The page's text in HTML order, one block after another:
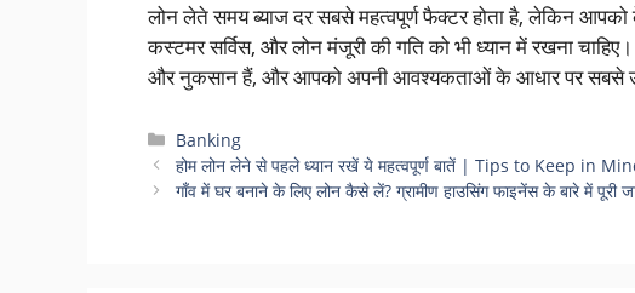
लोन लेते समय ब्याज दर सबसे महत्वपूर्ण फैक्टर होता है, लेकिन आपको
कस्टमर सर्विस, और लोन मंजूरी की गति को भी ध्यान में रखना
और नुकसान हैं, और आपको अपनी आवश्यकताओं के आधार पर सबसे
Categories
Banking
होम लोन लेने से पहले ध्यान रखें ये महत्वपूर्ण बातें | Tips to Keep in
गाँव में घर बनाने के लिए लोन कैसे लें? ग्रामीण हाउसिंग फाइनेंस के बारे में पूरी